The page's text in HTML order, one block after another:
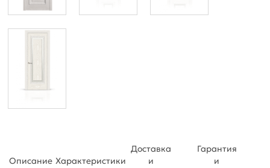
Описание Характеристики
Доставка
и
Гарантия
и